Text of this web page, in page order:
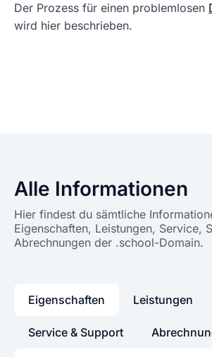
Der Prozess für einen problemlosen
wird hier beschrieben.
Alle Informationen
Hier findest du sämtliche
Eigenschaften, Leistungen, Service,
Abrechnungen der .school-Domain.
Eigenschaften Leistungen
Service & Support